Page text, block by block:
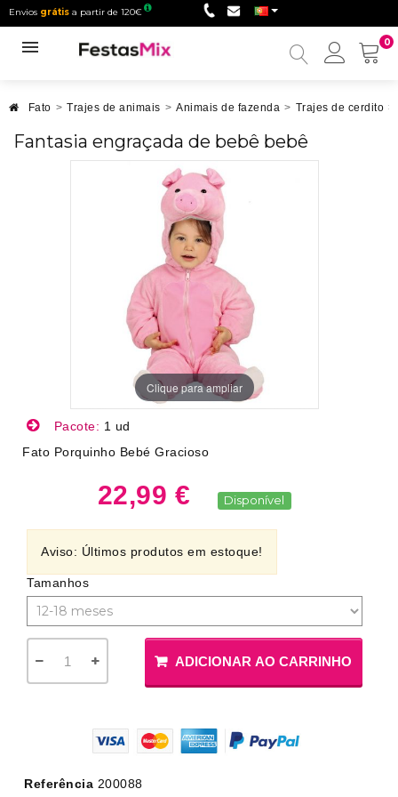
Envios grátis a partir de 120€
0
Minha
Fato > Trajes de animais > Animais de fazenda > Trajes de cerdito >
Fantasia engraçada de bebê bebê
Clique para ampliar
Pacote: 1 ud
Fato Porquinho Bebé Gracioso
22,99 € Disponível
Aviso: Últimos produtos em estoque!
Tamanhos
ADICIONAR AO CARRINHO
Referência 200088